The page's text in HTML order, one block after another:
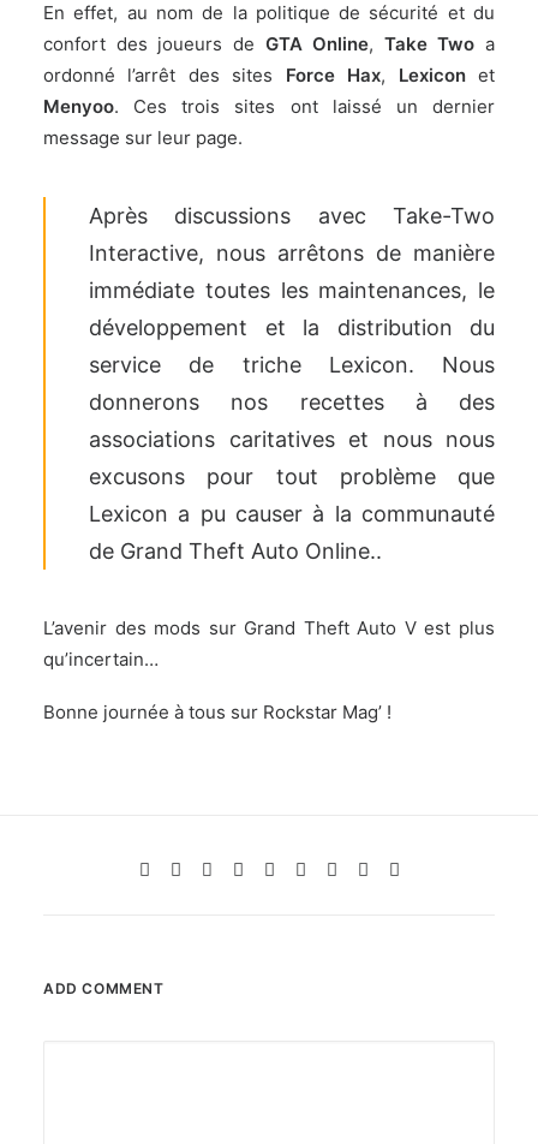
En effet, au nom de la politique de sécurité et du
confort des joueurs de GTA Online, Take Two a
ordonné l’arrêt des sites Force Hax, Lexiconet
Menyoo. Ces trois sites ont laissé un dernier
message sur leur page.
Après discussions avec Take-Two
Interactive, nous arrêtons de manière
immédiate toutes les maintenances, le
développement et la distribution du
service de triche Lexicon. Nous
donnerons nos recettes à des
associations caritatives et nous nous
excusons pour tout problème que
Lexicon a pu causer à la communauté
de Grand Theft Auto Online..
L’avenir des mods sur Grand Theft Auto V est plus
qu’incertain…
Bonne journée à tous sur Rockstar Mag’ !
ADD COMMENT